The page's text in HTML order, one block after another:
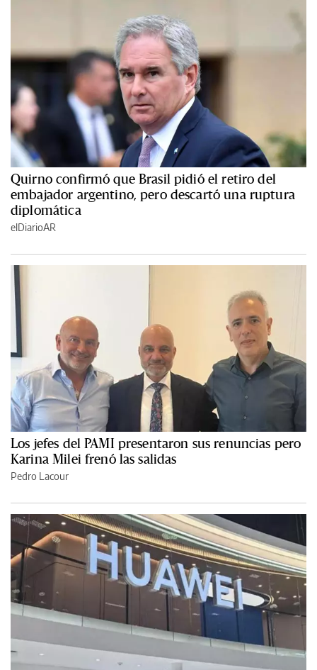
Quirno confirmó que Brasil pidió el retiro del
embajador argentino, pero descartó una ruptura
diplomática
elDiarioAR
Los jefes del PAMI presentaron sus renuncias pero
Karina Milei frenó las salidas
Pedro Lacour